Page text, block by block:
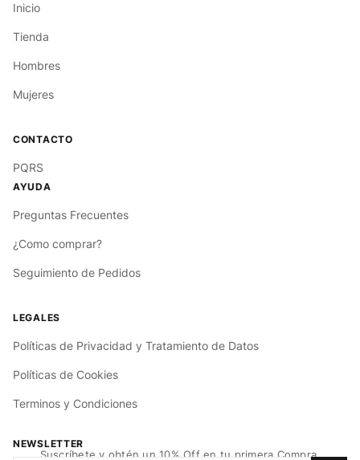
Inicio
Tienda
Hombres
Mujeres
PQRS
Preguntas Frecuentes
¿Como comprar?
Seguimiento de Pedidos
Políticas de Privacidad y Tratamiento de Datos
Políticas de Cookies
Terminos y Condiciones
NEWSLETTER
Suscríbete y obtén un 10% Off en tu primera Compra.